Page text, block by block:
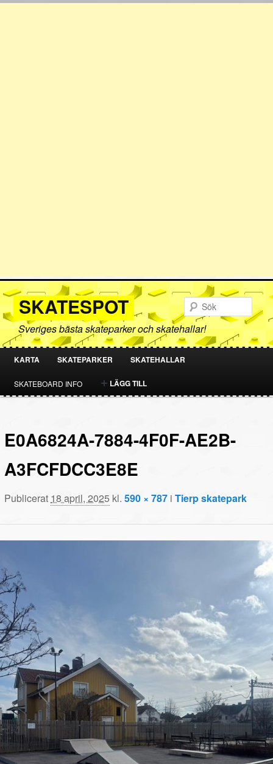
SKATESPOT
Sveriges bästa skateparker och skatehallar!
HOPPA
TILL
INNEHÅLL
HOPPA
TILL
INNEHÅLL
KARTA SKATEPARKER SKATEHALLAR
SKATEBOARD INFO LÄGG TILL
E0A6824A-7884-4F0F-AE2B-
A3FCFDCC3E8E
Publicerat 18 april, 2025 kl.590 × 787 iTierp skatepark